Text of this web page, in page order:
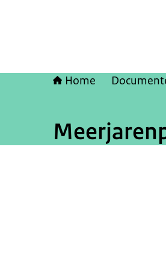
Home